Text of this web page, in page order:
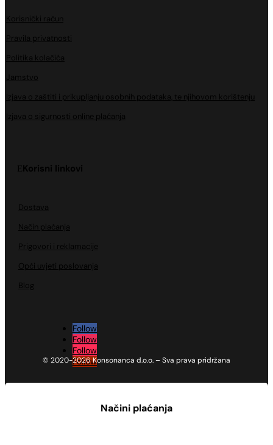
Korisnički račun
Pravila privatnosti
Politika kolačića
Jamstvo
Izjava o zaštiti i prikupljanju osobnih podataka, te njihovom korištenju
Izjava o sigurnosti online plaćanja
Korisni linkovi
Dostava
Način plaćanja
Prigovori i reklamacije
Opći uvjeti poslovanja
Blog
Follow
Follow
Follow
Follow
© 2020-2026 Konsonanca d.o.o. – Sva prava pridržana
Načini plaćanja